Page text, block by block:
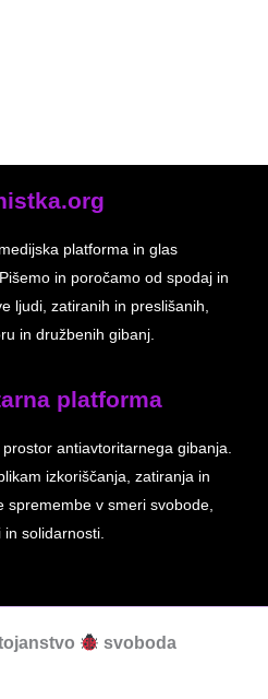
platforma in glas
in poročamo od spodaj in
ljudi, zatiranih in preslišanih,
in družbenih gibanj.
platforma
antiavtoritarnega gibanja.
izkoriščanja, zatiranja in
spremembe v smeri svobode,
solidarnosti.
svoboda